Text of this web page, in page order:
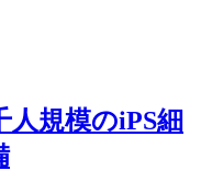
規模のiPS細